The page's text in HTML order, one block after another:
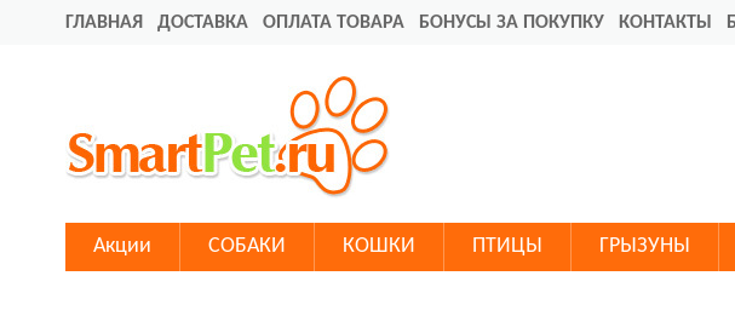
ГЛАВНАЯ ДОСТАВКА ОПЛАТА ТОВАРА БОНУСЫ ЗА ПОКУПКУ КОНТАКТЫ
Акции СОБАКИ КОШКИ ПТИЦЫ ГРЫЗУНЫ